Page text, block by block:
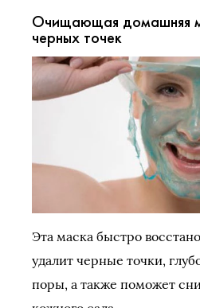
Очищающая домашняя
черных точек
Эта маска быстро
удалит черные точки,
поры, а также поможет